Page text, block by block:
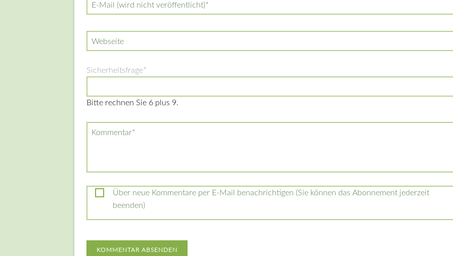
Pflichtfeld
E-Mail (wird nicht veröffentlicht)*
Webseite
Pflichtfeld
Sicherheitsfrage*
Bitte rechnen Sie 6 plus 9.
Pflichtfeld
Kommentar*
Über neue Kommentare per E-Mail benachrichtigen (Sie können das Abonnement jederzeit
beenden)
KOMMENTAR ABSENDEN